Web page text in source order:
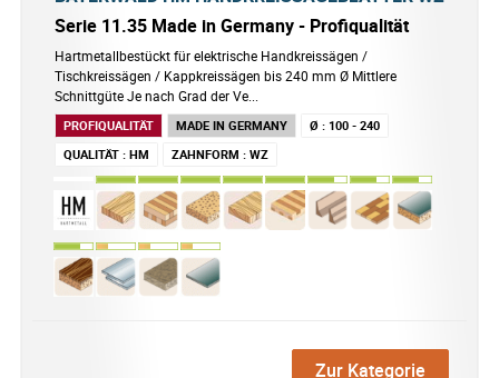
Serie 11.35 Made in Germany - Profiqualität
Hartmetallbestückt für elektrische Handkreissägen /
Tischkreissägen / Kappkreissägen bis 240 mm Ø Mittlere
Schnittgüte Je nach Grad der Ve...
PROFIQUALITÄT MADE IN GERMANY Ø : 100 - 240
QUALITÄT : HM ZAHNFORM : WZ
Zur Kategorie